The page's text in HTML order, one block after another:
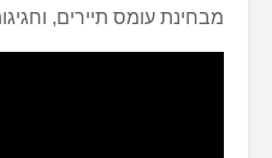
מבחינת עומס תיירים,